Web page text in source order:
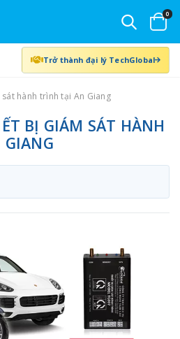
0
Trở thành đại lý TechGlobal
hành trình tại An Giang
BỊ GIÁM SÁT HÀNH